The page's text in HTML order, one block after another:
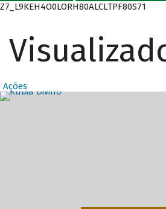
Z7_L9KEH4O0LORH80ALCLTPF80S71
Ações